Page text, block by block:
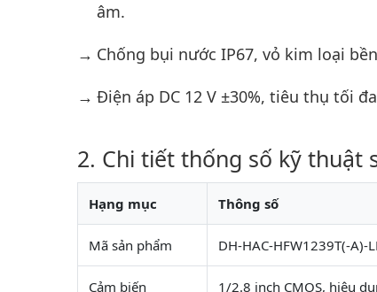
âm.
Chống bụi nước IP67, vỏ kim loại
Điện áp DC 12 V ±30%, tiêu thụ tối
Chi tiết thống số kỹ thuật
Hạng mục Thông số
Mã sản phẩm DH-HAC-HFW1239T(-A)-
Cảm biến 1/2.8 inch CMOS, hiệu